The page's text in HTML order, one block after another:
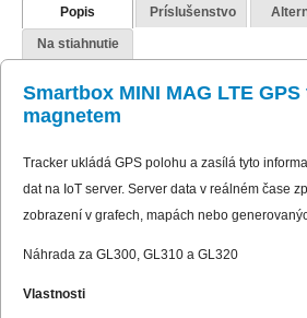
Popis Príslušenstvo
Na stiahnutie
Smartbox MINI MAG LTE
magnetem
Tracker ukládá GPS polohu a zasílá tyto
dat na IoT server. Server data v reálném čase
zobrazení v grafech, mapách nebo
Náhrada za GL300, GL310 a GL320
Vlastnosti